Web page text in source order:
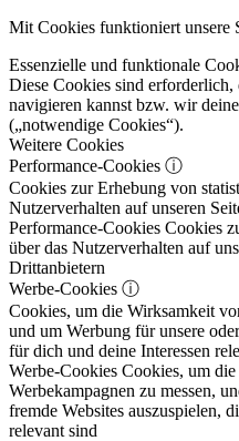
Mit Cookies funktioniert unsere
Essenzielle und funktionale
Diese Cookies sind erforderlich,
navigieren kannst bzw. wir
(„notwendige Cookies“).
Weitere Cookies
Performance-Cookies ⓘ
Cookies zur Erhebung von
Nutzerverhalten auf unseren
Performance-Cookies Cookies
über das Nutzerverhalten auf
Drittanbietern
Werbe-Cookies ⓘ
Cookies, um die Wirksamkeit
und um Werbung für unsere
für dich und deine Interessen
Werbe-Cookies Cookies, um
Werbekampagnen zu messen,
fremde Websites auszuspielen,
relevant sind